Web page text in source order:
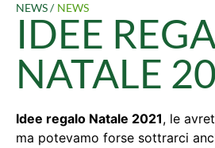
NEWS / NEWS
IDEE
NATALE
Idee regalo Natale 2021, le
ma potevamo forse sottrarci